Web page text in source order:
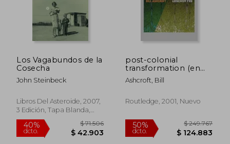
Los Vagabundos de la
Cosecha
John Steinbeck
Libros Del Asteroide, 2007,
3 Edición, Tapa Blanda,
Nuevo
post-colonial
transformation (en
Inglés)
Ashcroft, Bill
Routledge, 2001, Nuevo